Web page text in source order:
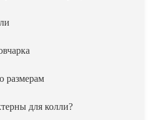
размерам
для колли?